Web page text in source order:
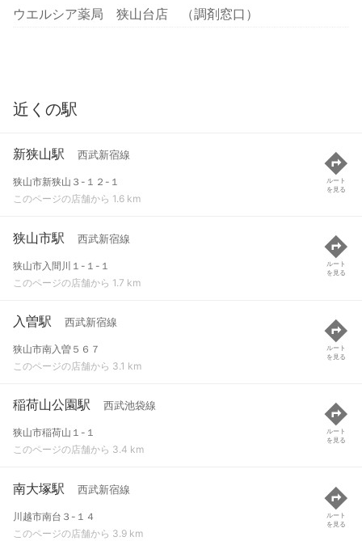
ウエルシア薬局 狭山台店 （調剤窓口）
近くの駅
新狭山駅 西武新宿線
狭山市新狭山３-１２-１
このページの店舗から 1.6 km
ルート
を見る
狭山市駅 西武新宿線
狭山市入間川１-１-１
このページの店舗から 1.7 km
ルート
を見る
入曽駅 西武新宿線
狭山市南入曽５６７
このページの店舗から 3.1 km
ルート
を見る
稲荷山公園駅 西武池袋線
狭山市稲荷山１-１
このページの店舗から 3.4 km
ルート
を見る
南大塚駅 西武新宿線
川越市南台３-１４
このページの店舗から 3.9 km
ルート
を見る